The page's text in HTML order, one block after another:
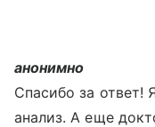
анонимно
Спасибо за ответ!
анализ. А еще